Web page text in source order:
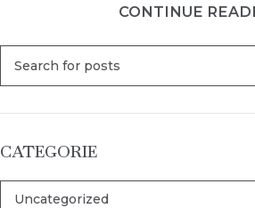
CONTINUE
CATEGORIE